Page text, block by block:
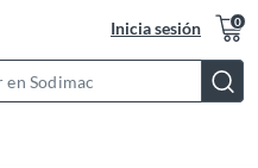
Inicia sesión 0
Bar